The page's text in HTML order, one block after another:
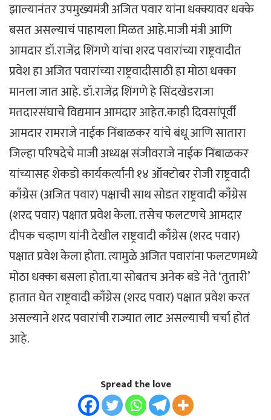
झाल्यानंतर उपमुख्यमंत्री अजित पवार यांना धक्क्यावर धक्के
बसत असल्याचं पाहायला मिळत आहे.माजी मंत्री आणि
आमदार डॉ.राजेंद्र शिंगणे यांचा शरद पवारांच्या राष्ट्रवादीत
प्रवेश हा अजित पवारांच्या राष्ट्रवादीसाठी हा मोठा धक्का
मानला जात आहे. डॉ.राजेंद्र शिंगणे हे सिंदखेडराजा
मतदारसंघाचे विद्यमान आमदार आहेत.काही दिवसांपूर्वी
आमदार रामराजे नाईक निंबाळकर यांचे बंधू आणि सातारा
जिल्हा परिषदेचे माजी अध्यक्ष संजीवराजे नाईक निंबाळकर
यांच्यासह शेकडो कार्यकर्त्यांनी १४ ऑक्टोबर रोजी राष्ट्रवादी
काँग्रेस (अजित पवार) पक्षाची साथ सोडत राष्ट्रवादी काँग्रेस
(शरद पवार) पक्षात प्रवेश केला. तसेच फलटणचे आमदार
दीपक चव्हाण यांनी देखील राष्ट्रवादी काँग्रेस (शरद पवार)
पक्षात प्रवेश केला होता. त्यामुळे अजित पवारांना फलटणमध्ये
मोठा धक्का बसला होता.या सोबतच अनेक बडे नेते ‘तुतारी’
हातात घेत राष्ट्रवादी काँग्रेस (शरद पवार) पक्षात प्रवेश करत
असल्याने शरद पवारांची राज्यात लाट असल्याची चर्चा होतं
आहे.
Spread the love